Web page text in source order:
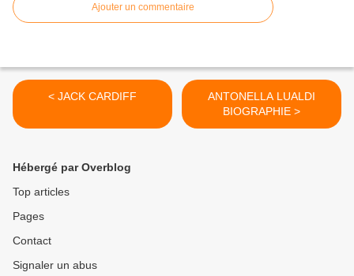
Ajouter un commentaire
< JACK CARDIFF
ANTONELLA LUALDI
BIOGRAPHIE >
Hébergé par Overblog
Top articles
Pages
Contact
Signaler un abus